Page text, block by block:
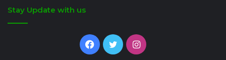
Stay Update with us
Facebook
TwitterInstagram